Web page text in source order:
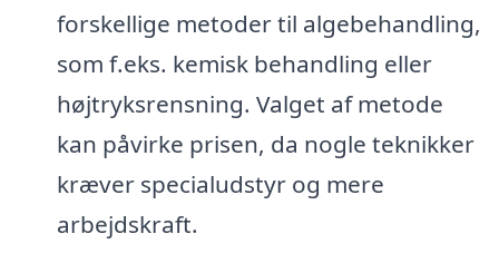
forskellige metoder til algebehandling,
som f.eks. kemisk behandling eller
højtryksrensning. Valget af metode
kan påvirke prisen, da nogle teknikker
kræver specialudstyr og mere
arbejdskraft.